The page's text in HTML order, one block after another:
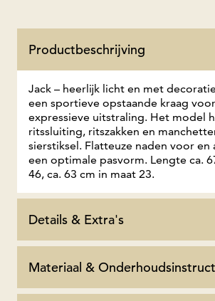
Productbeschrijving
Jack – heerlijk licht en met
een sportieve opstaande kraag
expressieve uitstraling. Het model
ritssluiting, ritszakken en
sierstiksel. Flatteuze naden voor en
een optimale pasvorm. Lengte ca.
46, ca. 63 cm in maat 23.
Details & Extra's
Materiaal &